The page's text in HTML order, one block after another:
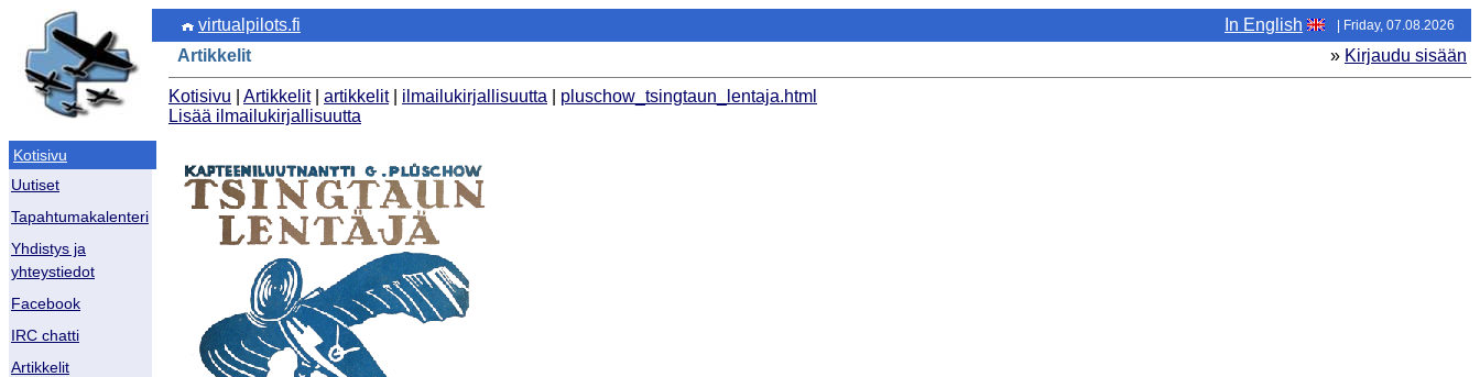
Kotisivu
Uutiset
Tapahtumakalenteri
Yhdistys ja
yhteystiedot
Facebook
IRC chatti
Artikkelit
virtualpilots.fi In English | Friday, 07.08.2026
Artikkelit » Kirjaudu sisään
Kotisivu Artikkelit| artikkelit| ilmailukirjallisuutta
pluschow_tsingtaun_lentaja.html
Lisää ilmailukirjallisuutta